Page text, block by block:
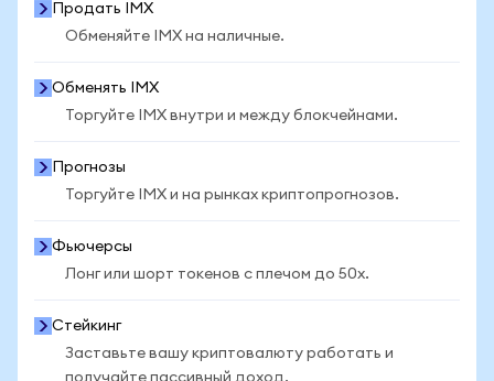
Продать IMX
Обменяйте IMX на наличные.
Обменять IMX
Торгуйте IMX внутри и между блокчейнами.
Прогнозы
Торгуйте IMX и на рынках криптопрогнозов.
Фьючерсы
Лонг или шорт токенов с плечом до 50x.
Стейкинг
Заставьте вашу криптовалюту работать и
получайте пассивный доход.